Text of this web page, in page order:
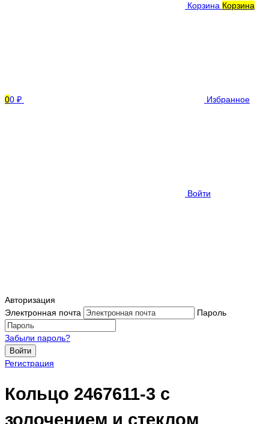
Корзина Корзина
00 ₽ Избранное
Войти
Авторизация
Электронная почта
Пароль
Забыли пароль?
Войти
Регистрация
Кольцо 2467611-3 с
золочением и стеклом